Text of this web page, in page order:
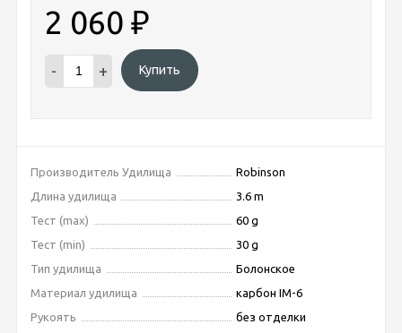
2 060 ₽
- + Купить
Производитель Удилища
Robinson
Длина удилища
3.6 m
Тест (max)
60 g
Тест (min)
30 g
Тип удилища
Болонское
Материал удилища
карбон IM-6
Рукоять
без отделки